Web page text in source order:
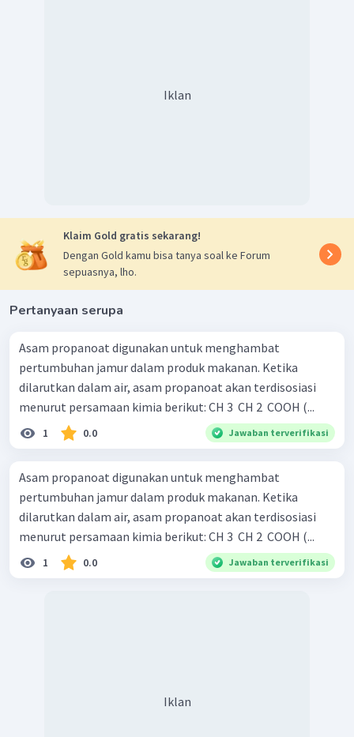
Iklan
Klaim Gold gratis sekarang!
Dengan Gold kamu bisa tanya soal ke Forum
sepuasnya, lho.
Pertanyaan serupa
Asam propanoat digunakan untuk menghambat
pertumbuhan jamur dalam produk makanan. Ketika
dilarutkan dalam air, asam propanoat akan terdisosiasi
menurut persamaan kimia berikut: CH 3 ​ CH 2 ​ COOH (...
1 0.0 Jawaban terverifikasi
Asam propanoat digunakan untuk menghambat
pertumbuhan jamur dalam produk makanan. Ketika
dilarutkan dalam air, asam propanoat akan terdisosiasi
menurut persamaan kimia berikut: CH 3 ​ CH 2 ​ COOH (...
1 0.0 Jawaban terverifikasi
Iklan